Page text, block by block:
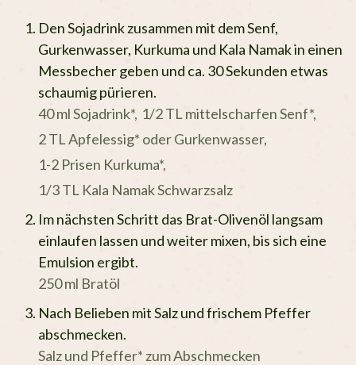
Den Sojadrink zusammen mit dem Senf,
Gurkenwasser, Kurkuma und Kala Namak in einen
Messbecher geben und ca. 30 Sekunden etwas
schaumig pürieren.
40 ml Sojadrink*, 1/2 TL mittelscharfen Senf*,
2 TL Apfelessig* oder Gurkenwasser,
1-2 Prisen Kurkuma*,
1/3 TL Kala Namak Schwarzsalz
Im nächsten Schritt das Brat-Olivenöl langsam
einlaufen lassen und weiter mixen, bis sich eine
Emulsion ergibt.
250 ml Bratöl
Nach Belieben mit Salz und frischem Pfeffer
abschmecken.
Salz und Pfeffer* zum Abschmecken